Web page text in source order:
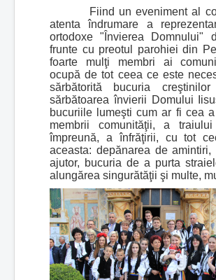
Fiind un eveniment al
atenta îndrumare a
ortodoxe "Învierea Domnului"
frunte cu preotul parohiei din
foarte mulţi membri ai
ocupă de tot ceea ce este
sărbătorită bucuria
sărbătoarea învierii Domului
bucuriile lumeşti cum ar fi cea
membrii comunităţii, a
împreună, a înfrăţirii, cu tot
aceasta: depănarea de
ajutor, bucuria de a purta
alungărea singurătăţii şi multe,